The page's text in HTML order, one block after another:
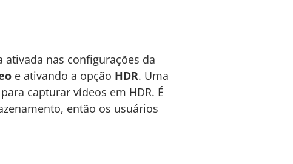
nas configurações da
e ativando a opção HDR. Uma
capturar vídeos em HDR. É
então os usuários